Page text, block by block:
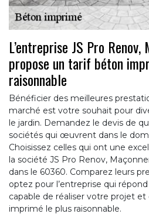
L’entreprise JS Pro
propose un tarif béton
raisonnable
Bénéficier des meilleures
marché est votre souhait pour
le jardin. Demandez le devis de
sociétés qui œuvrent dans le
Choisissez celles qui ont une
la société JS Pro Renov,
dans le 60360. Comparez leurs
optez pour l’entreprise qui
capable de réaliser votre projet
imprimé le plus raisonnable.